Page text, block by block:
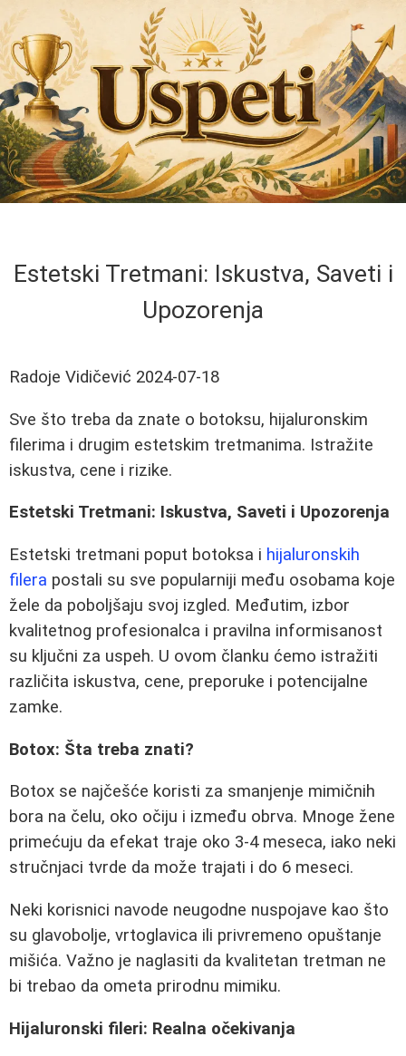
Estetski Tretmani: Iskustva, Saveti i
Upozorenja
Radoje Vidičević 2024-07-18
Sve što treba da znate o botoksu, hijaluronskim
filerima i drugim estetskim tretmanima. Istražite
iskustva, cene i rizike.
Estetski Tretmani: Iskustva, Saveti i Upozorenja
Estetski tretmani poput botoksa i hijaluronskih
filera postali su sve popularniji među osobama koje
žele da poboljšaju svoj izgled. Međutim, izbor
kvalitetnog profesionalca i pravilna informisanost
su ključni za uspeh. U ovom članku ćemo istražiti
različita iskustva, cene, preporuke i potencijalne
zamke.
Botox: Šta treba znati?
Botox se najčešće koristi za smanjenje mimičnih
bora na čelu, oko očiju i između obrva. Mnoge žene
primećuju da efekat traje oko 3-4 meseca, iako neki
stručnjaci tvrde da može trajati i do 6 meseci.
Neki korisnici navode neugodne nuspojave kao što
su glavobolje, vrtoglavica ili privremeno opuštanje
mišića. Važno je naglasiti da kvalitetan tretman ne
bi trebao da ometa prirodnu mimiku.
Hijaluronski fileri: Realna očekivanja